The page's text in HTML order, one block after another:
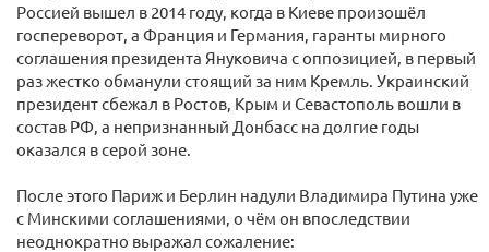
Россией вышел в 2014 году, когда в Киеве произошёл
госпереворот, а Франция и Германия, гаранты мирного
соглашения президента Януковича с оппозицией, в первый
раз жестко обманули стоящий за ним Кремль. Украинский
президент сбежал в Ростов, Крым и Севастополь вошли в
состав РФ, а непризнанный Донбасс на долгие годы
оказался в серой зоне.
После этого Париж и Берлин надули Владимира Путина уже
с Минскими соглашениями, о чём он впоследствии
неоднократно выражал сожаление: